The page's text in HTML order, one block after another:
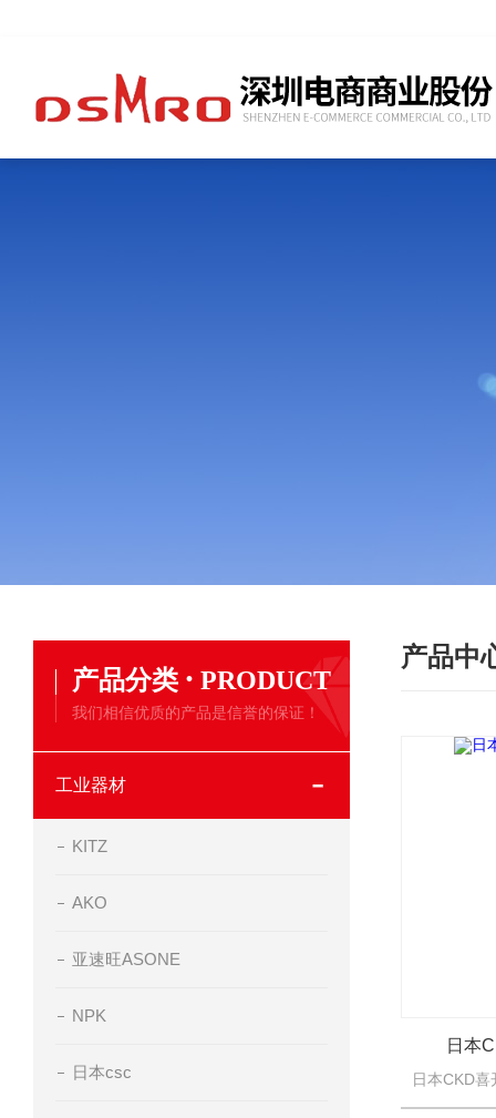
产品分类 · PRODUCT
我们相信优质的产品是信誉的保证！
工业器材
KITZ
AKO
亚速旺ASONE
NPK
日本csc
产品中
日本